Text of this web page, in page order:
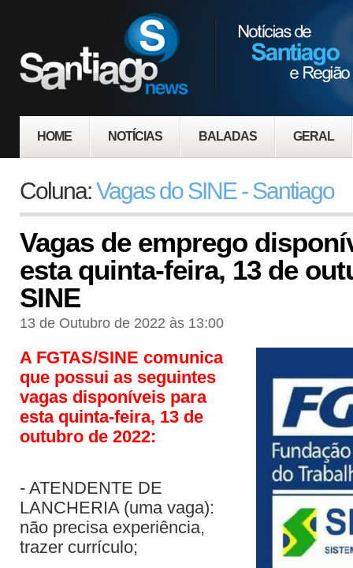
HOME NOTÍCIAS BALADAS GERAL
Coluna:Vagas do SINE - Santiago
Vagas de emprego
esta quinta-feira, 13 de
SINE
13 de Outubro de 2022 às 13:00
A FGTAS/SINE comunica
que possui as seguintes
vagas disponíveis para
esta quinta-feira, 13 de
outubro de 2022:
- ATENDENTE DE
LANCHERIA (uma vaga):
não precisa experiência,
trazer currículo;